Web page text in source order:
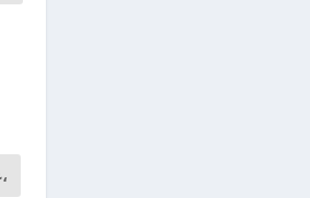
علم الأمر بالمعروف والنهي عن المنكر،